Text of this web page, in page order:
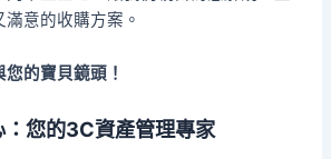
意的收購方案。
的寶貝鏡頭！
您的3C資產管理專家